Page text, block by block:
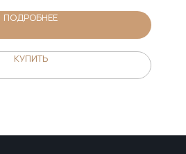
ПОДРОБНЕЕ
КУПИТЬ